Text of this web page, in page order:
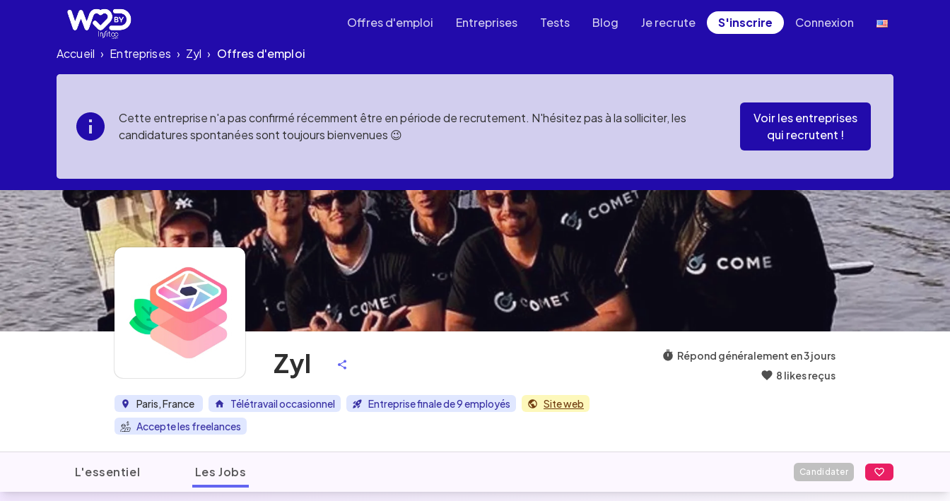
Offres d'emploi Entreprises Tests Blog Je recrute S'inscrire Connexion
Accueil › Entreprises › Zyl › Offres d'emploi
Cette entreprise n'a pas confirmé récemment être en période de recrutement. N'hésitez pas à la solliciter, les
candidatures spontanées sont toujours bienvenues 😉
Voir les entreprises
qui recrutent !
Zyl
Paris, France Télétravail occasionnel Entreprise finale de 9 employés
Site web
Accepte les freelances
Répond généralement en 3 jours
8 likes reçus
L'essentiel Les Jobs Candidater